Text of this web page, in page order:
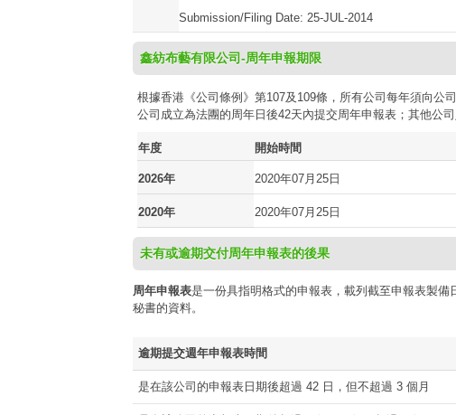
Submission/Filing Date: 25-JUL-2014
鑫紡布藝有限公司-周年申報期限
根據香港《公司條例》第107及109條，所有公司每年須向公
公司成立為法團的周年日後42天內提交周年申報表；其他公
年度 開始時間
2026年 2020年07月25日
2020年 2020年07月25日
未有或逾期交付周年申報表的後果
周年申報表是一份具指明格式的申報表，載列截至申報表製
秘書的資料。
逾期提交週年申報表時間
是在該公司的申報表日期後超過 42 日，但不超過 3 個月